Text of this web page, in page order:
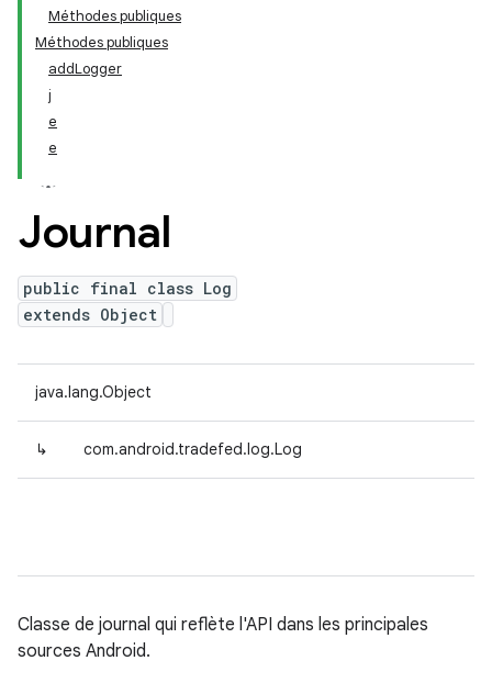
Méthodes publiques
Méthodes publiques
addLogger
j
e
e
Journal
public final class Log
extends Object
java.lang.Object
↳ com.android.tradefed.log.Log
Classe de journal qui reflète l'API dans les principales
sources Android.